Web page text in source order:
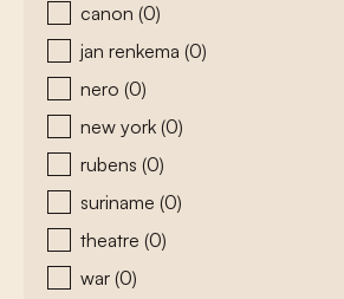
canon (0)
jan renkema (0)
nero (0)
new york (0)
rubens (0)
suriname (0)
theatre (0)
war (0)